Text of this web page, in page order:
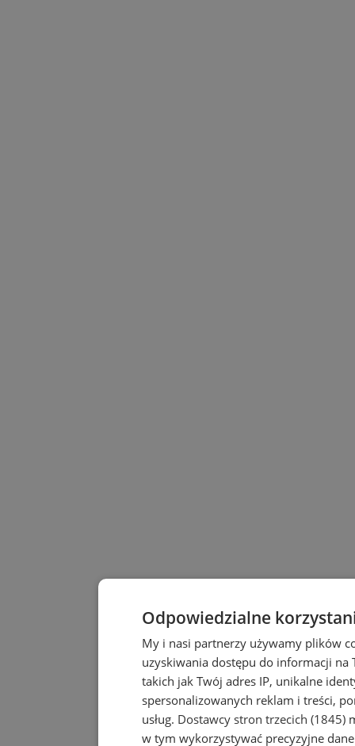
Odpowiedzialne
My i nasi partnerzy używamy plików
uzyskiwania dostępu do informacji
takich jak Twój adres IP, unikalne
spersonalizowanych reklam i treści,
usług. Dostawcy stron trzecich (1845)
w tym wykorzystywać precyzyjne